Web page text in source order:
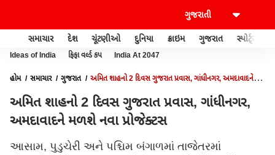
સમાચાર દેશ ચૂંટણીઓ દુનિયા ક્રાઇમ ગુજરાત સ્પોર્ટ્સ
Ideas of India ફિફા વર્લ્ડ કપ India At 2047
હોમ સમાચાર ગુજરાત
અમિત શાહનો 2 દિવસ ગુજરાત પ્રવાસ, ગાંધીનગર, અમદાવાદને
અમિત શાહનો 2 દિવસ ગુજરાત પ્રવાસ, ગાંધીનગર,
અમદાવાદને મળશે નવા પ્રોજેક્ટસ
આસામ, પુડુચેરી અને પશ્ચિમ બંગાળમાં તાજેતરમાં